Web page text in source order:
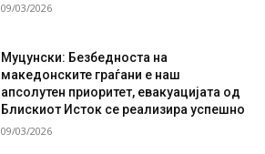
09/03/2026
Муцунски: Безбедноста на
македонските граѓани е наш
апсолутен приоритет, евакуацијата од
Блискиот Исток се реализира успешно
09/03/2026